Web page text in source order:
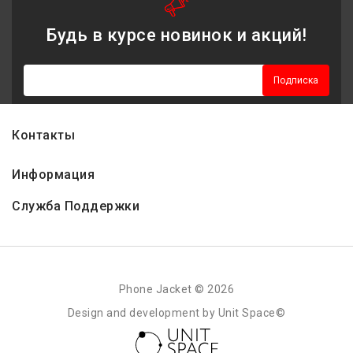
Будь в курсе новинок и акций!
Подписка
Контакты
Информация
Служба Поддержки
Phone Jacket © 2026
Design and development by Unit Space©